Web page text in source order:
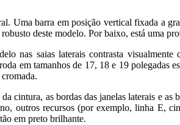
Uma barra em posição vertical fixada a
deste modelo. Por baixo, está uma
nas saias laterais contrasta
em tamanhos de 17, 18 e 19 polegadas
as bordas das janelas laterais e
outros recursos (por exemplo, linha E,
em preto brilhante.